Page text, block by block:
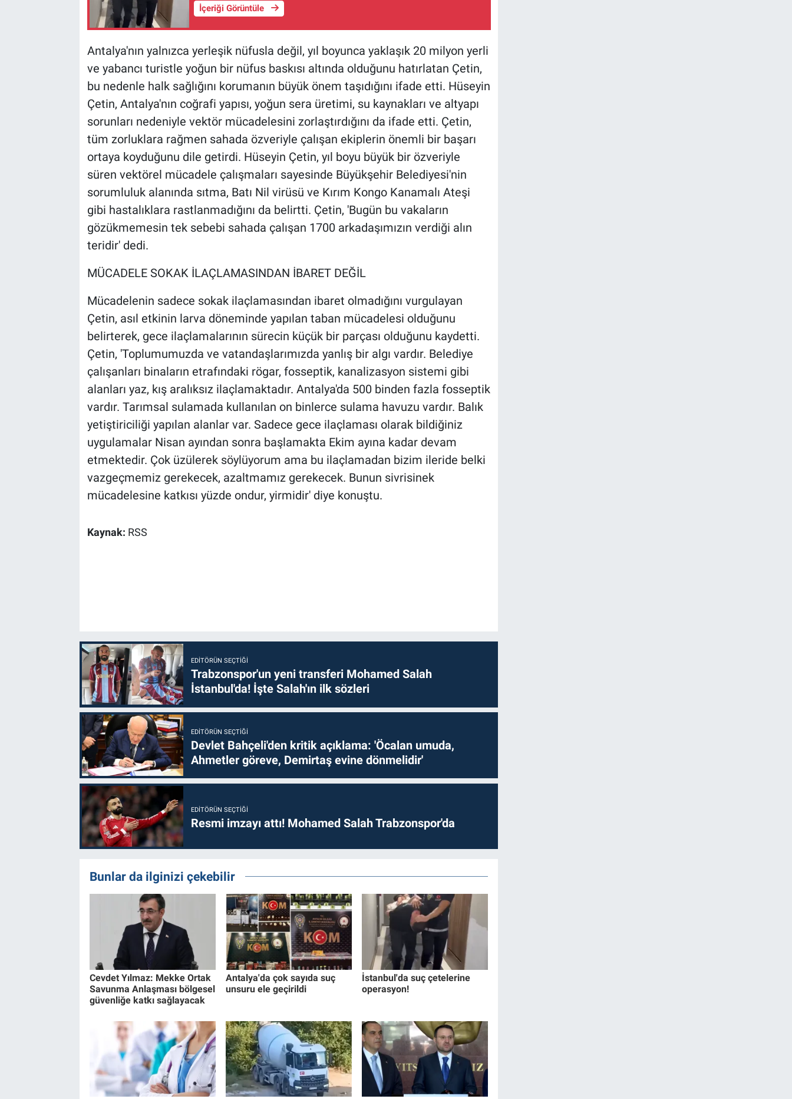
İçeriği Görüntüle
Antalya'nın yalnızca yerleşik nüfusla değil, yıl boyunca yaklaşık 20 milyon yerli
ve yabancı turistle yoğun bir nüfus baskısı altında olduğunu hatırlatan Çetin,
bu nedenle halk sağlığını korumanın büyük önem taşıdığını ifade etti. Hüseyin
Çetin, Antalya'nın coğrafi yapısı, yoğun sera üretimi, su kaynakları ve altyapı
sorunları nedeniyle vektör mücadelesini zorlaştırdığını da ifade etti. Çetin,
tüm zorluklara rağmen sahada özveriyle çalışan ekiplerin önemli bir başarı
ortaya koyduğunu dile getirdi. Hüseyin Çetin, yıl boyu büyük bir özveriyle
süren vektörel mücadele çalışmaları sayesinde Büyükşehir Belediyesi'nin
sorumluluk alanında sıtma, Batı Nil virüsü ve Kırım Kongo Kanamalı Ateşi
gibi hastalıklara rastlanmadığını da belirtti. Çetin, 'Bugün bu vakaların
gözükmemesin tek sebebi sahada çalışan 1700 arkadaşımızın verdiği alın
teridir' dedi.
MÜCADELE SOKAK İLAÇLAMASINDAN İBARET DEĞİL
Mücadelenin sadece sokak ilaçlamasından ibaret olmadığını vurgulayan
Çetin, asıl etkinin larva döneminde yapılan taban mücadelesi olduğunu
belirterek, gece ilaçlamalarının sürecin küçük bir parçası olduğunu kaydetti.
Çetin, 'Toplumumuzda ve vatandaşlarımızda yanlış bir algı vardır. Belediye
çalışanları binaların etrafındaki rögar, fosseptik, kanalizasyon sistemi gibi
alanları yaz, kış aralıksız ilaçlamaktadır. Antalya'da 500 binden fazla fosseptik
vardır. Tarımsal sulamada kullanılan on binlerce sulama havuzu vardır. Balık
yetiştiriciliği yapılan alanlar var. Sadece gece ilaçlaması olarak bildiğiniz
uygulamalar Nisan ayından sonra başlamakta Ekim ayına kadar devam
etmektedir. Çok üzülerek söylüyorum ama bu ilaçlamadan bizim ileride belki
vazgeçmemiz gerekecek, azaltmamız gerekecek. Bunun sivrisinek
mücadelesine katkısı yüzde ondur, yirmidir' diye konuştu.
Kaynak: RSS
EDITÖRÜN SEÇTIĞI
Trabzonspor'un yeni transferi Mohamed Salah
İstanbul'da! İşte Salah'ın ilk sözleri
EDITÖRÜN SEÇTIĞI
Devlet Bahçeli'den kritik açıklama: 'Öcalan umuda,
Ahmetler göreve, Demirtaş evine dönmelidir'
EDITÖRÜN SEÇTIĞI
Resmi imzayı attı! Mohamed Salah Trabzonspor'da
Bunlar da ilginizi çekebilir
Cevdet Yılmaz: Mekke Ortak
Savunma Anlaşması bölgesel
güvenliğe katkı sağlayacak
Antalya'da çok sayıda suç
unsuru ele geçirildi
İstanbul'da suç çetelerine
operasyon!